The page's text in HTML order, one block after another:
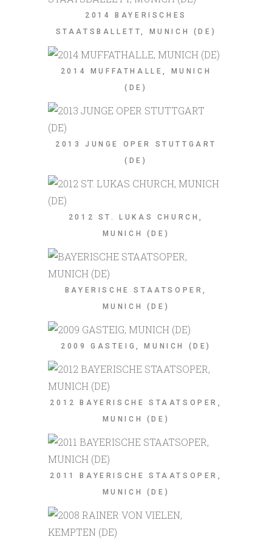
2014 BAYERISCHES
STAATSBALLETT, MUNICH (DE)
2014 MUFFATHALLE, MUNICH
(DE)
2013 JUNGE OPER STUTTGART
(DE)
2012 ST. LUKAS CHURCH,
MUNICH (DE)
BAYERISCHE STAATSOPER,
MUNICH (DE)
2009 GASTEIG, MUNICH (DE)
2012 BAYERISCHE STAATSOPER,
MUNICH (DE)
2011 BAYERISCHE STAATSOPER,
MUNICH (DE)